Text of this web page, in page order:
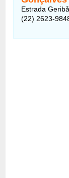
Estrada
(22) 2623-